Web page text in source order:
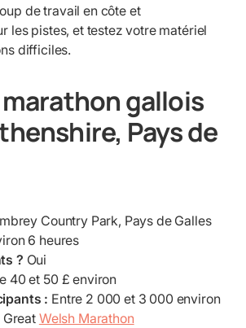
de travail en côte et
les pistes, et testez votre matériel
difficiles.
gallois
Pays de
Country Park, Pays de Galles
6 heures
? Oui
40 et 50 £ environ
: Entre 2 000 et 3 000 environ
Great Welsh Marathon